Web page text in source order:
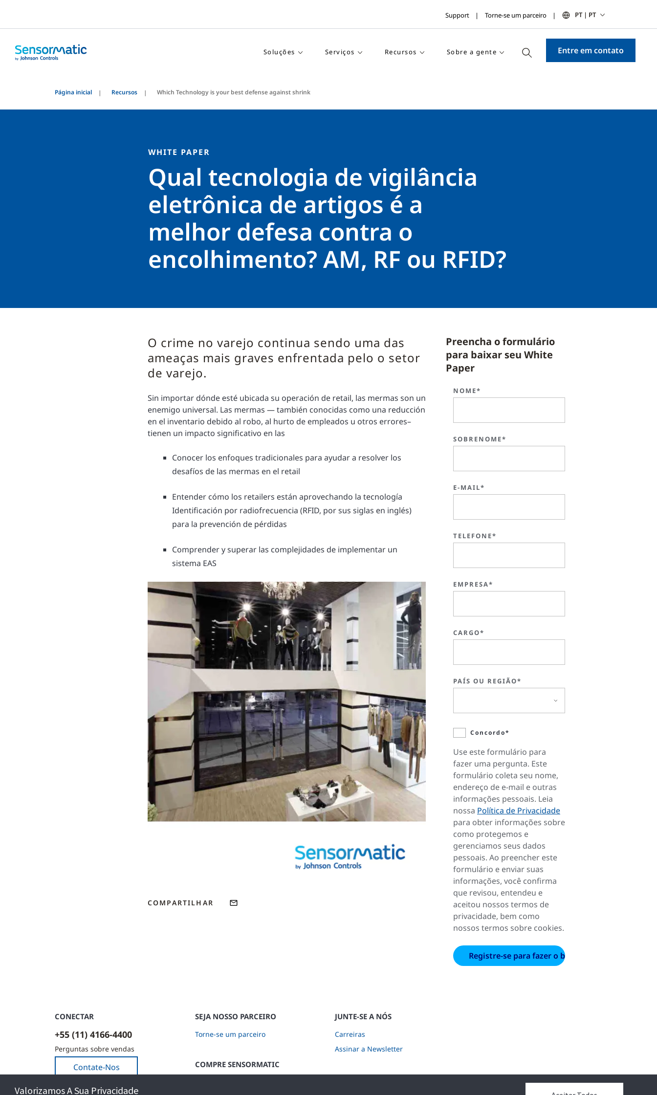
Support Torne-se um parceiro PT | PT
Soluções Serviços Recursos Sobre a gente Entre em contato
Página inicial Recursos Which Technology is your best defense against shrink
WHITE PAPER
Qual tecnologia de vigilância
eletrônica de artigos é a
melhor defesa contra o
encolhimento? AM, RF ou RFID?
O crime no varejo continua sendo uma das
ameaças mais graves enfrentada pelo o setor
de varejo.
Sin importar dónde esté ubicada su operación de retail, las mermas son un
enemigo universal. Las mermas — también conocidas como una reducción
en el inventario debido al robo, al hurto de empleados u otros errores–
tienen un impacto significativo en las
Conocer los enfoques tradicionales para ayudar a resolver los
desafíos de las mermas en el retail
Entender cómo los retailers están aprovechando la tecnología
Identificación por radiofrecuencia (RFID, por sus siglas en inglés)
para la prevención de pérdidas
Comprender y superar las complejidades de implementar un
sistema EAS
COMPARTILHAR
Preencha o formulário
para baixar seu White
Paper
NOME*
SOBRENOME*
E-MAIL*
TELEFONE*
EMPRESA*
CARGO*
PAÍS OU REGIÃO*
Concordo*
Use este formulário para
fazer uma pergunta. Este
formulário coleta seu nome,
endereço de e-mail e outras
informações pessoais. Leia
nossa Política de Privacidade
para obter informações sobre
como protegemos e
gerenciamos seus dados
pessoais. Ao preencher este
formulário e enviar suas
informações, você confirma
que revisou, entendeu e
aceitou nossos termos de
privacidade, bem como
nossos termos sobre cookies.
CONECTAR
+55 (11) 4166-4400
Perguntas sobre vendas
Contate-Nos
SEJA NOSSO PARCEIRO
Torne-se um parceiro
COMPRE SENSORMATIC
JUNTE-SE A NÓS
Carreiras
Assinar a Newsletter
Valorizamos A Sua Privacidade